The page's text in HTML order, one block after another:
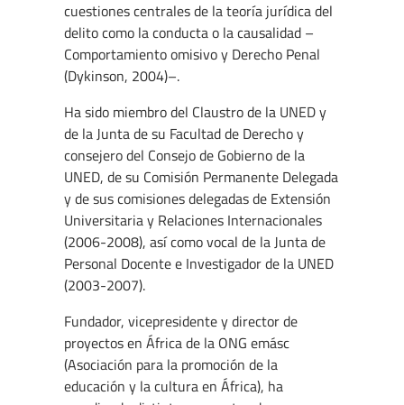
cuestiones centrales de la teoría jurídica del
delito como la conducta o la causalidad –
Comportamiento omisivo y Derecho Penal
(Dykinson, 2004)–.
Ha sido miembro del Claustro de la UNED y
de la Junta de su Facultad de Derecho y
consejero del Consejo de Gobierno de la
UNED, de su Comisión Permanente Delegada
y de sus comisiones delegadas de Extensión
Universitaria y Relaciones Internacionales
(2006-2008), así como vocal de la Junta de
Personal Docente e Investigador de la UNED
(2003-2007).
Fundador, vicepresidente y director de
proyectos en África de la ONG emásc
(Asociación para la promoción de la
educación y la cultura en África), ha